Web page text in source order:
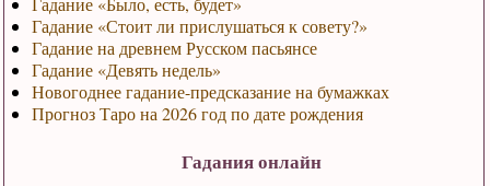
Гадание «Стоит ли прислушаться к совету?»
Гадание на древнем Русском пасьянсе
Гадание «Девять недель»
Новогоднее гадание-предсказание на бумажках
Прогноз Таро на 2026 год по дате рождения
Гадания онлайн